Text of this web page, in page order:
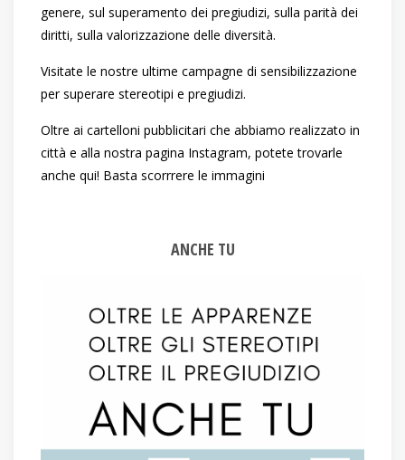
genere, sul superamento dei pregiudizi, sulla parità dei
diritti, sulla valorizzazione delle diversità.
Visitate le nostre ultime campagne di sensibilizzazione
per superare stereotipi e pregiudizi.
Oltre ai cartelloni pubblicitari che abbiamo realizzato in
città e alla nostra pagina Instagram, potete trovarle
anche qui! Basta scorrrere le immagini
ANCHE TU